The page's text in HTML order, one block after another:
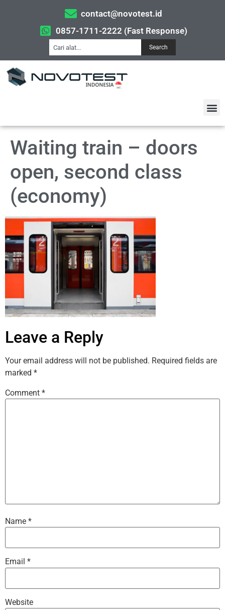
contact@novotest.id
0857-1711-2222 (Fast Response)
Search
Waiting train – doors
open, second class
(economy)
Leave a Reply
Your email address will not be published. Required fields are
marked *
Comment *
Name *
Email *
Website